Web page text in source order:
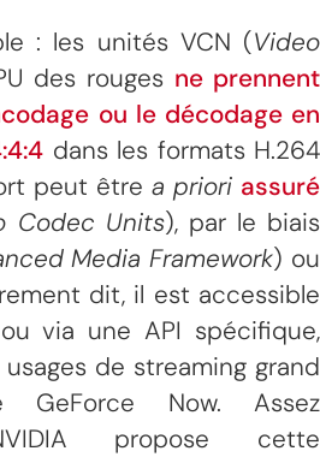
: les unités VCN (Video
des rouges ne prennent
ou le décodage en
dans les formats H.264
peut être a priori assuré
Codec Units), par le biais
Media Framework) ou
dit, il est accessible
via une API spécifique,
de streaming grand
Now. Assez
propose cette